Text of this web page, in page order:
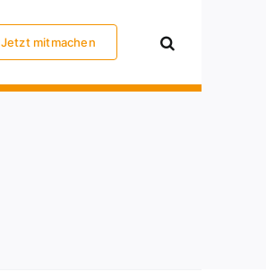
Jetzt mitmachen